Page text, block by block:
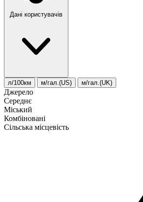
Дані користувачів
л/100км м/гал.(US) м/гал.(UK)
Джерело
Середнє
Міський
Комбіновані
Сільська місцевість